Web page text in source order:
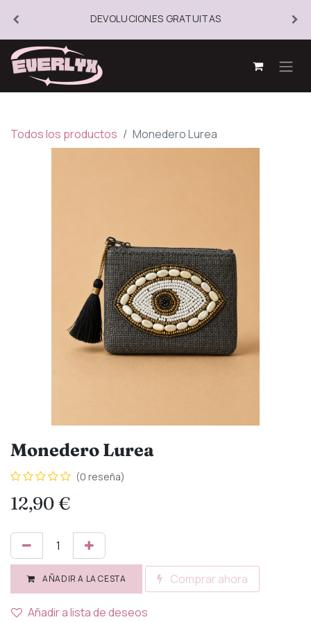
DEVOLUCIONES GRATUITAS
Todos los productos Monedero Lurea
Monedero Lurea
(0 reseña)
12,90€
AÑADIR A LA CESTA Comprar ahora
Añadir a lista de deseos